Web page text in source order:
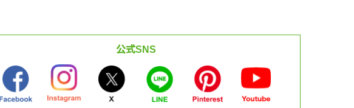
公式SNS